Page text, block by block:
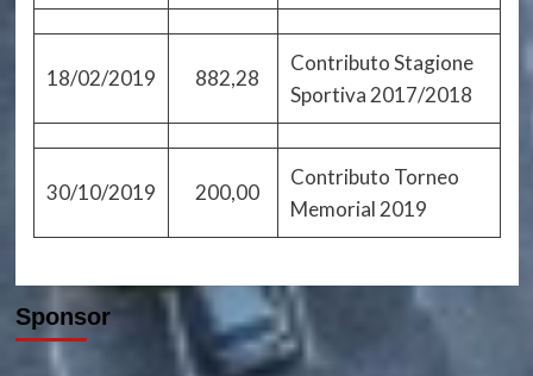
18/02/2019 882,28
Contributo Stagione
Sportiva 2017/2018
30/10/2019 200,00
Contributo Torneo
Memorial 2019
Sponsor